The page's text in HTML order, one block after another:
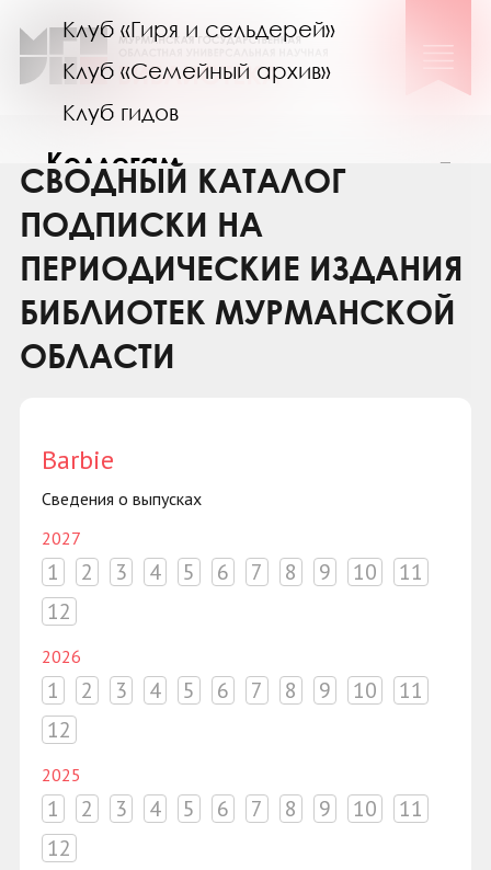
Клуб «Гиря и сельдерей»
Клуб «Семейный архив»
Клуб гидов
Коллегам
Контакты
СВОДНЫЙ КАТАЛОГ
ПОДПИСКИ НА
ПЕРИОДИЧЕСКИЕ ИЗДАНИЯ
БИБЛИОТЕК МУРМАНСКОЙ
ОБЛАСТИ
Barbie
Сведения о выпусках
2027
1 2 3 4 5 6 7 8 9 10
11
12
2026
1 2 3 4 5 6 7 8 9 10
11
12
2025
1 2 3 4 5 6 7 8 9 10
11
12